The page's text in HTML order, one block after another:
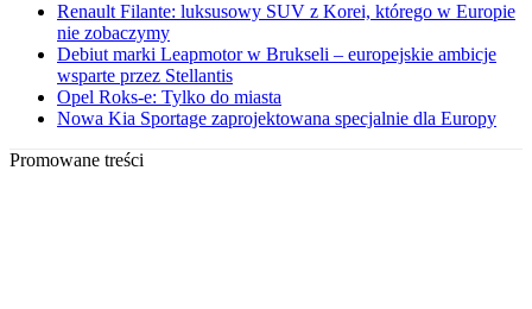
Renault Filante: luksusowy SUV z Korei, którego w Europie
nie zobaczymy
Debiut marki Leapmotor w Brukseli – europejskie ambicje
wsparte przez Stellantis
Opel Roks-e: Tylko do miasta
Nowa Kia Sportage zaprojektowana specjalnie dla Europy
Promowane treści